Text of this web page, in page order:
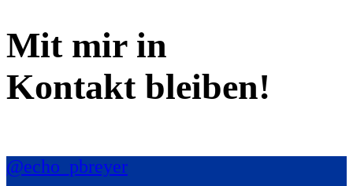
Mit mir in
Kontakt bleiben!
@echo_pbreyer